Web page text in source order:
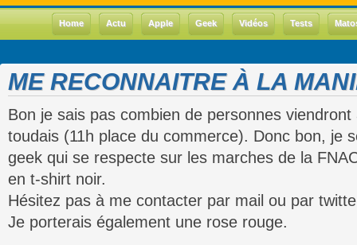
Home Actu Apple Geek Vidéos Tests
ME RECONNAITRE À LA
Bon je sais pas combien de personnes
toudais (11h place du commerce). Donc bon, je
geek qui se respecte sur les marches de la
en t-shirt noir.
Hésitez pas à me contacter par mail ou par
Je porterais également une rose rouge.